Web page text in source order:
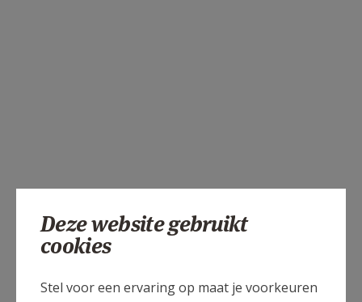
Deze website gebruikt
cookies
Stel voor een ervaring op maat je voorkeuren